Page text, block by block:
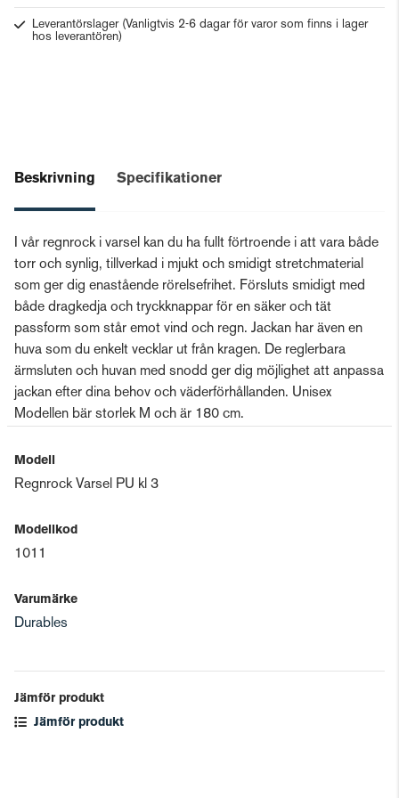
Leverantörslager (Vanligtvis 2-6 dagar för varor som finns i lager
hos leverantören)
Beskrivning Specifikationer
I vår regnrock i varsel kan du ha fullt förtroende i att vara både
torr och synlig, tillverkad i mjukt och smidigt stretchmaterial
som ger dig enastående rörelsefrihet. Försluts smidigt med
både dragkedja och tryckknappar för en säker och tät
passform som står emot vind och regn. Jackan har även en
huva som du enkelt vecklar ut från kragen. De reglerbara
ärmsluten och huvan med snodd ger dig möjlighet att anpassa
jackan efter dina behov och väderförhållanden. Unisex
Modellen bär storlek M och är 180 cm.
Modell
Regnrock Varsel PU kl 3
Modellkod
1011
Varumärke
Durables
Jämför produkt
Jämför produkt